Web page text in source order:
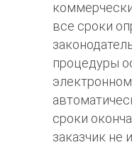
все сроки
процедуры
сроки
заказчик не